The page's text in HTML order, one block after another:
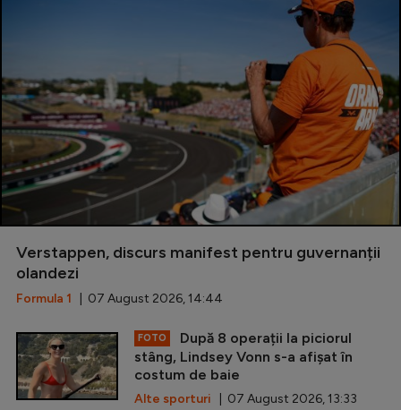
Verstappen, discurs manifest pentru guvernanții
olandezi
Formula 1 | 07 August 2026, 14:44
FOTO
După 8 operații la piciorul
stâng, Lindsey Vonn s-a afișat în
costum de baie
Alte sporturi | 07 August 2026, 13:33